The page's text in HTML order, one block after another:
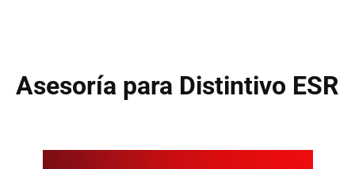
Asesoría para Distintivo ESR